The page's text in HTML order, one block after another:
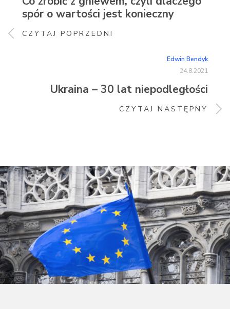
spór o wartości jest konieczny
CZYTAJ POPRZEDNI
Edwin Bendyk
24.8.2021
Ukraina – 30 lat niepodległości
CZYTAJ NASTĘPNY